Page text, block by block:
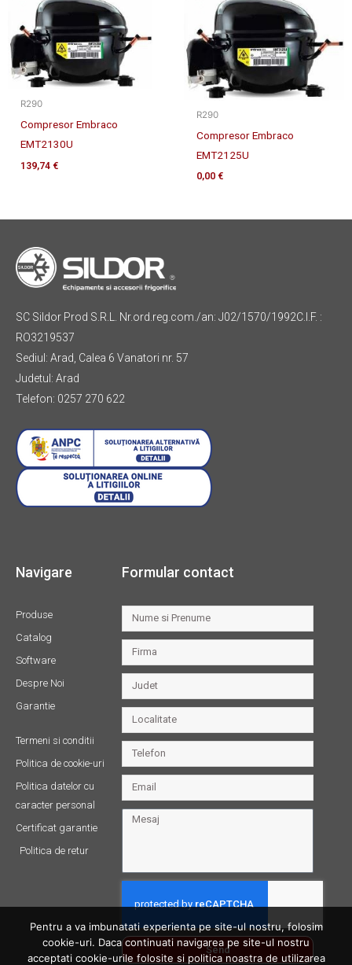
R290
Compresor Embraco
EMT2130U
139,74 €
R290
Compresor Embraco
EMT2125U
0,00 €
SC Sildor Prod S.R.L. Nr.ord.reg.com./an: J02/1570/1992C.I.F. :
RO3219537
Sediul: Arad, Calea 6 Vanatori nr. 57
Judetul: Arad
Telefon: 0257 270 622
Navigare
Produse
Catalog
Software
Despre Noi
Garantie
Termeni si conditii
Politica de cookie-uri
Politica datelor cu
caracter personal
Certificat garantie
Politica de retur
Formular contact
Send
Pentru a va imbunatati experienta pe site-ul nostru, folosim
cookie-uri. Daca continuati navigarea pe site-ul nostru
acceptati cookie-urile folosite si politica noastra de utilizarea